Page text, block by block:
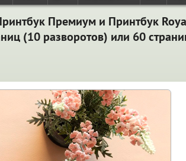
Премиум и Принтбук
(10 разворотов) или 60